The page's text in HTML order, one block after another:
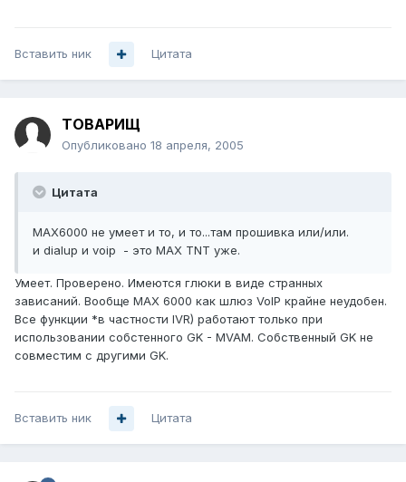
Вставить ник Цитата
TОВАРИЩ
Опубликовано 18 апреля, 2005
Цитата
МАХ6000 не умеет и то, и то...там прошивка или/или.
и dialup и voip - это MAX TNT уже.
Умеет. Проверено. Имеются глюки в виде странных
зависаний. Вообще MAX 6000 как шлюз VoIP крайне неудобен.
Все функции *в частности IVR) работают только при
использовании собстенного GK - MVAM. Собственный GK не
совместим с другими GK.
Вставить ник Цитата